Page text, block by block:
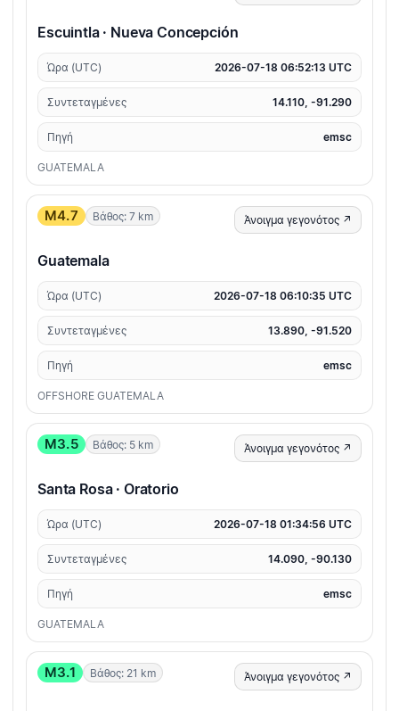
Escuintla · Nueva Concepción
Ώρα (UTC) 2026-07-18 06:52:13 UTC
Συντεταγμένες 14.110, -91.290
Πηγή emsc
GUATEMALA
M4.7 Βάθος: 7 km Άνοιγμα γεγονότος ↗
Guatemala
Ώρα (UTC) 2026-07-18 06:10:35 UTC
Συντεταγμένες 13.890, -91.520
Πηγή emsc
OFFSHORE GUATEMALA
M3.5 Βάθος: 5 km Άνοιγμα γεγονότος ↗
Santa Rosa · Oratorio
Ώρα (UTC) 2026-07-18 01:34:56 UTC
Συντεταγμένες 14.090, -90.130
Πηγή emsc
GUATEMALA
M3.1 Βάθος: 21 km Άνοιγμα γεγονότος ↗